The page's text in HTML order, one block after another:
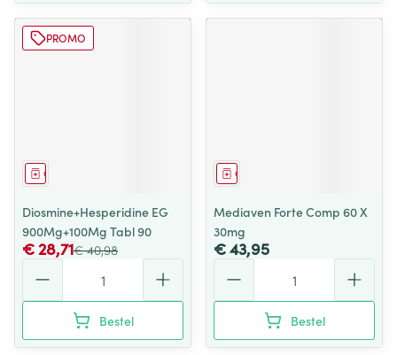
PROMO
Geneesmiddel
Diosmine+Hesperidine EG
900Mg+100Mg Tabl 90
€ 40,98
€ 28,71
Bestel
Geneesmiddel
Mediaven Forte Comp 60 X
30mg
€ 43,95
Bestel